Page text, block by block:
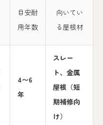
目安耐
用年数
向いてい
る屋根材
4〜6
年
スレー
ト、金属
屋根（短
期補修向
け）